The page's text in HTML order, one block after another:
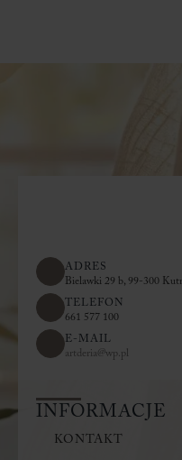
ADRES
Bielawki 29 b, 99-300
TELEFON
661 577 100
E-MAIL
artderia@wp.pl
INFORMACJE
KONTAKT